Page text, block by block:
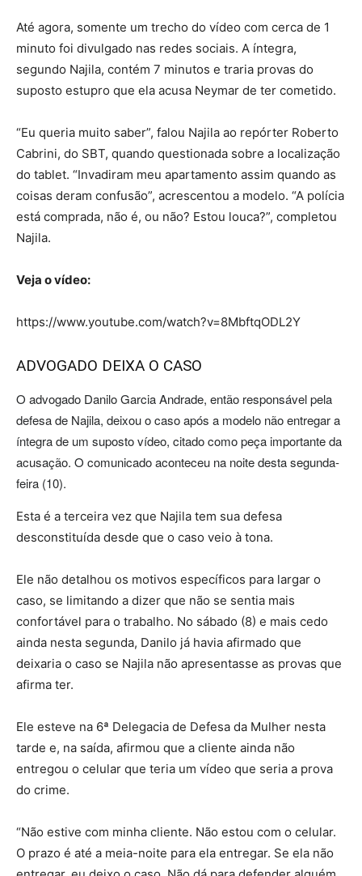
Até agora, somente um trecho do vídeo com cerca de 1
minuto foi divulgado nas redes sociais. A íntegra,
segundo Najila, contém 7 minutos e traria provas do
suposto estupro que ela acusa Neymar de ter cometido.
“Eu queria muito saber”, falou Najila ao repórter Roberto
Cabrini, do SBT, quando questionada sobre a localização
do tablet. “Invadiram meu apartamento assim quando as
coisas deram confusão”, acrescentou a modelo. “A polícia
está comprada, não é, ou não? Estou louca?”, completou
Najila.
Veja o vídeo:
https://www.youtube.com/watch?v=8MbftqODL2Y
ADVOGADO DEIXA O CASO
O advogado Danilo Garcia Andrade, então responsável pela
defesa de Najila, deixou o caso após a modelo não entregar a
íntegra de um suposto vídeo, citado como peça importante da
acusação. O comunicado aconteceu na noite desta segunda-
feira (10).
Esta é a terceira vez que Najila tem sua defesa
desconstituída desde que o caso veio à tona.
Ele não detalhou os motivos específicos para largar o
caso, se limitando a dizer que não se sentia mais
confortável para o trabalho. No sábado (8) e mais cedo
ainda nesta segunda, Danilo já havia afirmado que
deixaria o caso se Najila não apresentasse as provas que
afirma ter.
Ele esteve na 6ª Delegacia de Defesa da Mulher nesta
tarde e, na saída, afirmou que a cliente ainda não
entregou o celular que teria um vídeo que seria a prova
do crime.
“Não estive com minha cliente. Não estou com o celular.
O prazo é até a meia-noite para ela entregar. Se ela não